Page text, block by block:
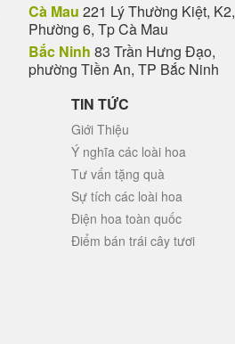
Cà Mau 221 Lý Thường Kiệt, K2,
Phường 6, Tp Cà Mau
Bắc Ninh 83 Trần Hưng Đạo,
phường Tiền An, TP Bắc Ninh
TIN TỨC
Giới Thiệu
Ý nghĩa các loài hoa
Tư vấn tặng quà
Sự tích các loài hoa
Điện hoa toàn quốc
Điểm bán trái cây tươi